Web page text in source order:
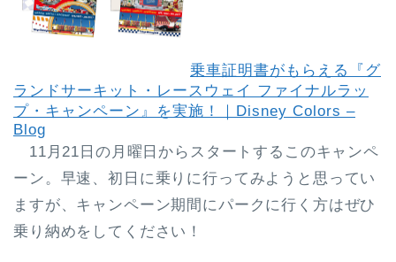
乗車証明書がもらえる『グ
ランドサーキット・レースウェイ ファイナルラッ
プ・キャンペーン』を実施！｜Disney Colors –
Blog
11月21日の月曜日からスタートするこのキャンペ
ーン。早速、初日に乗りに行ってみようと思ってい
ますが、キャンペーン期間にパークに行く方はぜひ
乗り納めをしてください！